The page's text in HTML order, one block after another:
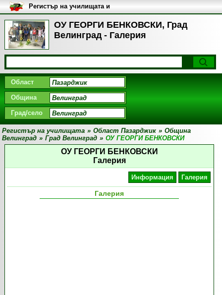
ОУ ГЕОРГИ БЕНКОВСКИ, Град
Велинград - Галерия
Регистър на училищата и
университетите в България
Област
Община
Град/село
Регистър на училищата » Област Пазарджик » Община
Велинград » Град Велинград » ОУ ГЕОРГИ БЕНКОВСКИ
ОУ ГЕОРГИ БЕНКОВСКИ
Галерия
Информация Галерия
Галерия